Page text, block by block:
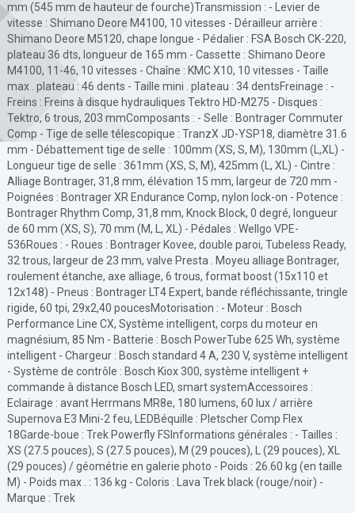
mm (545 mm de hauteur de fourche)Transmission : - Levier de
vitesse : Shimano Deore M4100, 10 vitesses - Dérailleur arrière :
Shimano Deore M5120, chape longue - Pédalier : FSA Bosch CK-220,
plateau 36 dts, longueur de 165 mm - Cassette : Shimano Deore
M4100, 11-46, 10 vitesses - Chaîne : KMC X10, 10 vitesses - Taille
max . plateau : 46 dents - Taille mini . plateau : 34 dentsFreinage : -
Freins : Freins à disque hydrauliques Tektro HD-M275 - Disques :
Tektro, 6 trous, 203 mmComposants : - Selle : Bontrager Commuter
Comp - Tige de selle télescopique : TranzX JD-YSP18, diamètre 31.6
mm - Débattement tige de selle : 100mm (XS, S, M), 130mm (L,XL) -
Longueur tige de selle : 361mm (XS, S, M), 425mm (L, XL) - Cintre :
Alliage Bontrager, 31,8 mm, élévation 15 mm, largeur de 720 mm -
Poignées : Bontrager XR Endurance Comp, nylon lock-on - Potence :
Bontrager Rhythm Comp, 31,8 mm, Knock Block, 0 degré, longueur
de 60 mm (XS, S), 70 mm (M, L, XL) - Pédales : Wellgo VPE-
536Roues : - Roues : Bontrager Kovee, double paroi, Tubeless Ready,
32 trous, largeur de 23 mm, valve Presta . Moyeu alliage Bontrager,
roulement étanche, axe alliage, 6 trous, format boost (15x110 et
12x148) - Pneus : Bontrager LT4 Expert, bande réfléchissante, tringle
rigide, 60 tpi, 29x2,40 poucesMotorisation : - Moteur : Bosch
Performance Line CX, Système intelligent, corps du moteur en
magnésium, 85 Nm - Batterie : Bosch PowerTube 625 Wh, système
intelligent - Chargeur : Bosch standard 4 A, 230 V, système intelligent
- Système de contrôle : Bosch Kiox 300, système intelligent +
commande à distance Bosch LED, smart systemAccessoires :
Eclairage : avant Herrmans MR8e, 180 lumens, 60 lux / arrière
Supernova E3 Mini-2 feu, LEDBéquille : Pletscher Comp Flex
18Garde-boue : Trek Powerfly FSInformations générales : - Tailles :
XS (27.5 pouces), S (27.5 pouces), M (29 pouces), L (29 pouces), XL
(29 pouces) / géométrie en galerie photo - Poids : 26.60 kg (en taille
M) - Poids max . : 136 kg - Coloris : Lava Trek black (rouge/noir) -
Marque : Trek